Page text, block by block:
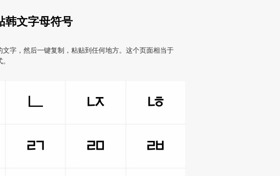
韩文字母符号
字，然后一键复制，粘贴到任何地方。这个页面相当于
ㄴ ㄵ
ㄶ
ㄺ ㄻ
ㄼ